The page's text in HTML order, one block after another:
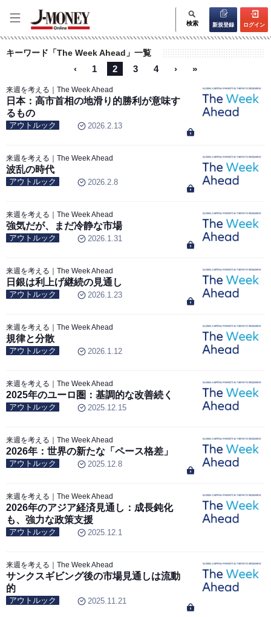
検索 新規登録 ログイン
キーワード「The Week Ahead」一覧
‹ 1 2 3 4 › »
来週を考える｜The Week Ahead
日本：高市首相の地滑り的勝利が意味す
るもの
アウトルック 2026.2.13
来週を考える｜The Week Ahead
波乱の時代
アウトルック 2026.2.8
来週を考える｜The Week Ahead
強気だが、まだ冷静な市場
アウトルック 2026.1.31
来週を考える｜The Week Ahead
日銀は利上げ継続の見通し
アウトルック 2026.1.23
来週を考える｜The Week Ahead
規律と分散
アウトルック 2026.1.12
来週を考える｜The Week Ahead
2025年のユーロ圏：基調的な改善続く
アウトルック 2025.12.15
来週を考える｜The Week Ahead
2026年：世界の新たな「ペース格差」
アウトルック 2025.12.8
来週を考える｜The Week Ahead
2026年のアジア経済見通し：成長鈍化
も、強力な政策支援
アウトルック 2025.12.1
来週を考える｜The Week Ahead
サンクスギビング後の市場見通しは流動
的
アウトルック 2025.11.21